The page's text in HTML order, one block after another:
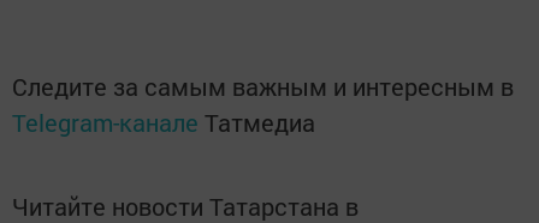
Следите за самым важным и интересным в
Telegram-канале Татмедиа
Читайте новости Татарстана в